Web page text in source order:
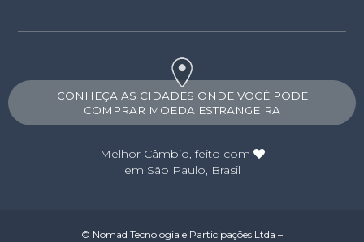
CONHEÇA AS CIDADES ONDE VOCÊ PODE
COMPRAR MOEDA ESTRANGEIRA
Melhor Câmbio, feito com
em São Paulo, Brasil
© Nomad Tecnologia e Participações Ltda –